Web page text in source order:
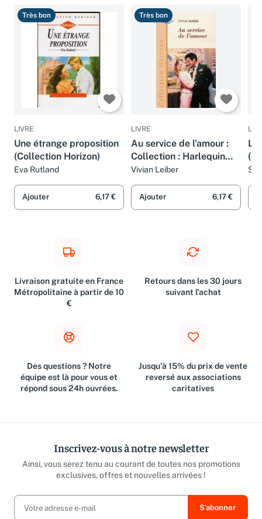
Très bon
LIVRE
Une étrange proposition
(Collection Horizon)
Eva Rutland
Ajouter 6,17 €
Très bon
LIVRE
Au service de l'amour :
Collection : Harlequin
horizon n° 1641
Vivian Leiber
Ajouter 6,17 €
Livraison gratuite en France
Métropolitaine à partir de 10
€
Retours dans les 30 jours
suivant l'achat
Des questions ? Notre
équipe est là pour vous et
répond sous 24h ouvrées.
Jusqu'à 15% du prix de vente
reversé aux associations
caritatives
Inscrivez-vous à notre newsletter
Ainsi, vous serez tenu au courant de toutes nos promotions
exclusives, offres et nouvelles arrivées !